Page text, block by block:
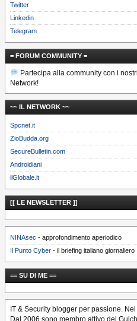
Twitter
Linkedin
Telegram
= FORUM COMMUNITY =
Partecipa alla community con i nostri
Network!
~~ IL NETWORK ~~
Spcnet.it
ZioBudda.org
SecureBulletin.com
Androidiani
ilGlobale.it
[[ LE NEWSLETTER ]]
NINAsec - approfondimento aperiodico
Il Punto Cyber - il briefing italiano giornaliero
== SU DI ME ==
IT & Security blogger per passione.
Dal 2006 sono membro attivo del